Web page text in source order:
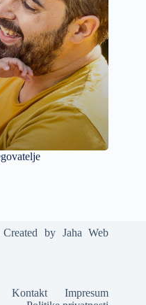
by Jaha Web
Kontakt
Impresum